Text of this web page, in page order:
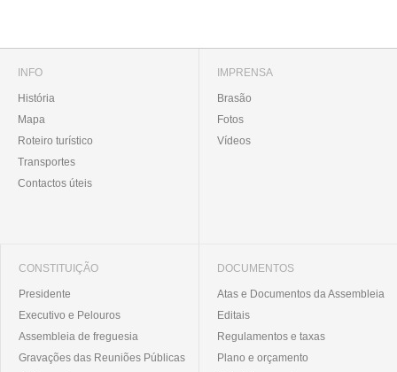
INFO
História
Mapa
Roteiro turístico
Transportes
Contactos úteis
IMPRENSA
Brasão
Fotos
Vídeos
CONSTITUIÇÃO
Presidente
Executivo e Pelouros
Assembleia de freguesia
Gravações das Reuniões Públicas
DOCUMENTOS
Atas e Documentos da Assembleia
Editais
Regulamentos e taxas
Plano e orçamento